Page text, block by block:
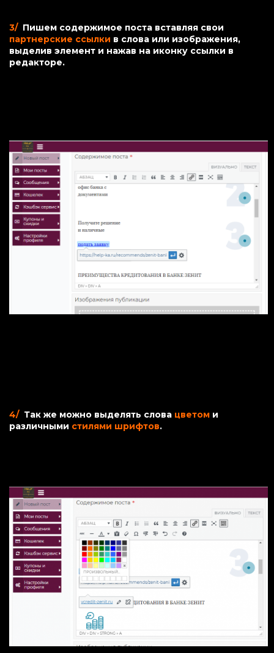
3/ Пишем содержимое поста вставляя свои
партнерские ссылки в слова или изображения,
выделив элемент и нажав на иконку ссылки в
редакторе.
4/ Так же можно выделять слова цветом и
различными стилями шрифтов.